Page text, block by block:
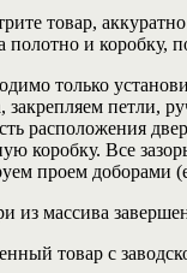
товар,
и коробку,
только
петли,
расположения
коробку. Все
проем доборами
из массива
товар с